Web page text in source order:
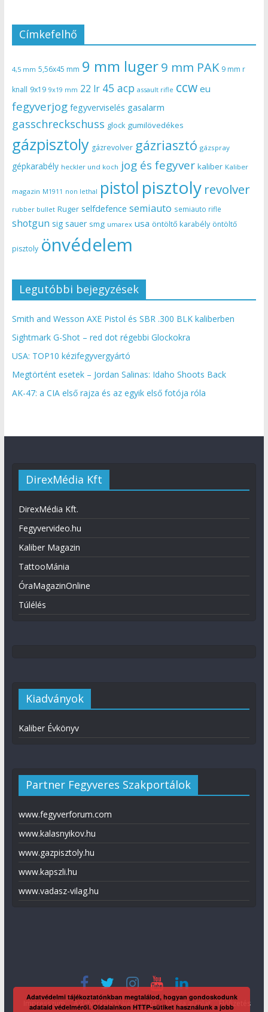
Címkefelhő
4,5 mm 5,56x45 mm 9 mm luger9 mm PAK 9 mm r
knall 9x19 9x19 mm 22 lr 45 acp assault rifle ccw eu
fegyverjog fegyverviselés gasalarm
gasschreckschuss glock gumilövedékes
gázpisztoly gázrevolver gázriasztó gázspray
gépkarabély heckler und koch jog és fegyver kaliber Kaliber
magazin M1911 non lethal pistol pisztoly revolver
rubber bullet Ruger selfdefence semiauto semiauto rifle
shotgun sig sauer smg umarex usa öntöltő karabély öntöltő
pisztoly önvédelem
Legutóbbi bejegyzések
Smith and Wesson AXE Pistol és SBR .300 BLK kaliberben
Sightmark G-Shot – red dot régebbi Glockokra
USA: TOP10 kézifegyvergyártó
Megtörtént esetek – Jordan Salinas: Idaho Shoots Back
AK-47: a CIA első rajza és az egyik első fotója róla
DirexMédia Kft
DirexMédia Kft.
Fegyvervideo.hu
Kaliber Magazin
TattooMánia
ÓraMagazinOnline
Túlélés
Kiadványok
Kaliber Évkönyv
Partner Fegyveres Szakportálok
www.fegyverforum.com
www.kalasnyikov.hu
www.gazpisztoly.hu
www.kapszli.hu
www.vadasz-vilag.hu
Impresszum Adatvédelmi tájékoztató Média ajánlat
Előfizetés
Adatvédelmi tájékoztatónkban megtalálod, hogyan gondoskodunk
adataid védelméről. Oldalainkon HTTP-sütiket használunk a jobb